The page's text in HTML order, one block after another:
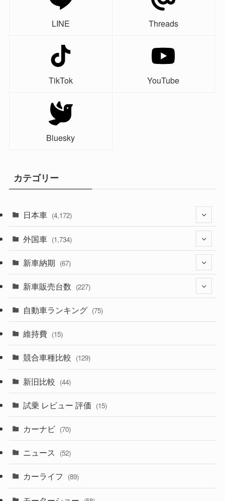
LINE Threads
TikTok YouTube
Bluesky
カテゴリー
日本車 (4,172)
(1,321)
(329)
(525)
(357)
(328)
(194)
(230)
(253)
外国車 (1,734)
(242)
(85)
(84)
(14)
(222)
(50)
(43)
(6)
(9)
(58)
(28)
(27)
(26)
新車納期 (67)
(28)
(8)
(3)
(3)
(5)
(1)
新車販売台数 (227)
(21)
(5)
(7)
(5)
自動車ランキング (75)
維持費 (15)
競合車種比較 (129)
新旧比較 (44)
試乗 レビュー 評価 (15)
カーナビ (70)
ニュース (52)
カーライフ (89)